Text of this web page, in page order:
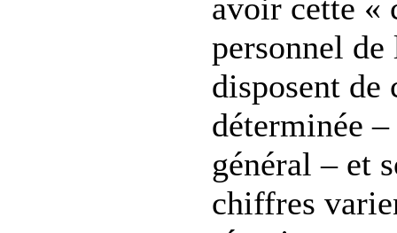
avoir cette «
personnel de
disposent de
déterminée
général – et
chiffres